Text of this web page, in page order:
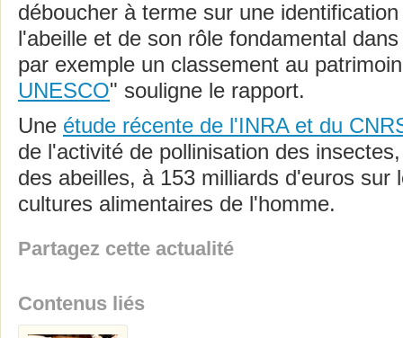
déboucher à terme sur une
l'abeille et de son rôle fondamental
par exemple un classement au
UNESCO" souligne le rapport.
Une étude récente de l'INRA et du
de l'activité de pollinisation des
des abeilles, à 153 milliards d'euros sur
cultures alimentaires de l'homme.
Partagez cette actualité
Contenus liés